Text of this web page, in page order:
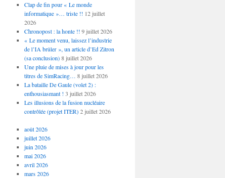
Clap de fin pour « Le monde
informatique »… triste !! 12 juillet
2026
Chronopost : la honte !! 9 juillet 2026
« Le moment venu, laissez l’industrie
de l’IA brûler », un article d’Ed Zitron
(sa conclusion) 8 juillet 2026
Une pluie de mises à jour pour les
titres de SimRacing… 8 juillet 2026
La bataille De Gaule (volet 2) :
enthousiasmant ! 3 juillet 2026
Les illusions de la fusion nucléaire
contrôlée (projet ITER) 2 juillet 2026
août 2026
juillet 2026
juin 2026
mai 2026
avril 2026
mars 2026